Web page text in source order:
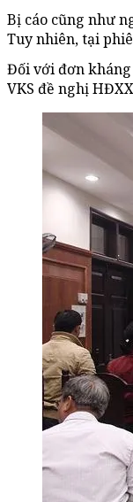
Bị cáo cũng như
Tuy nhiên, tại
Đối với đơn kháng
VKS đề nghị